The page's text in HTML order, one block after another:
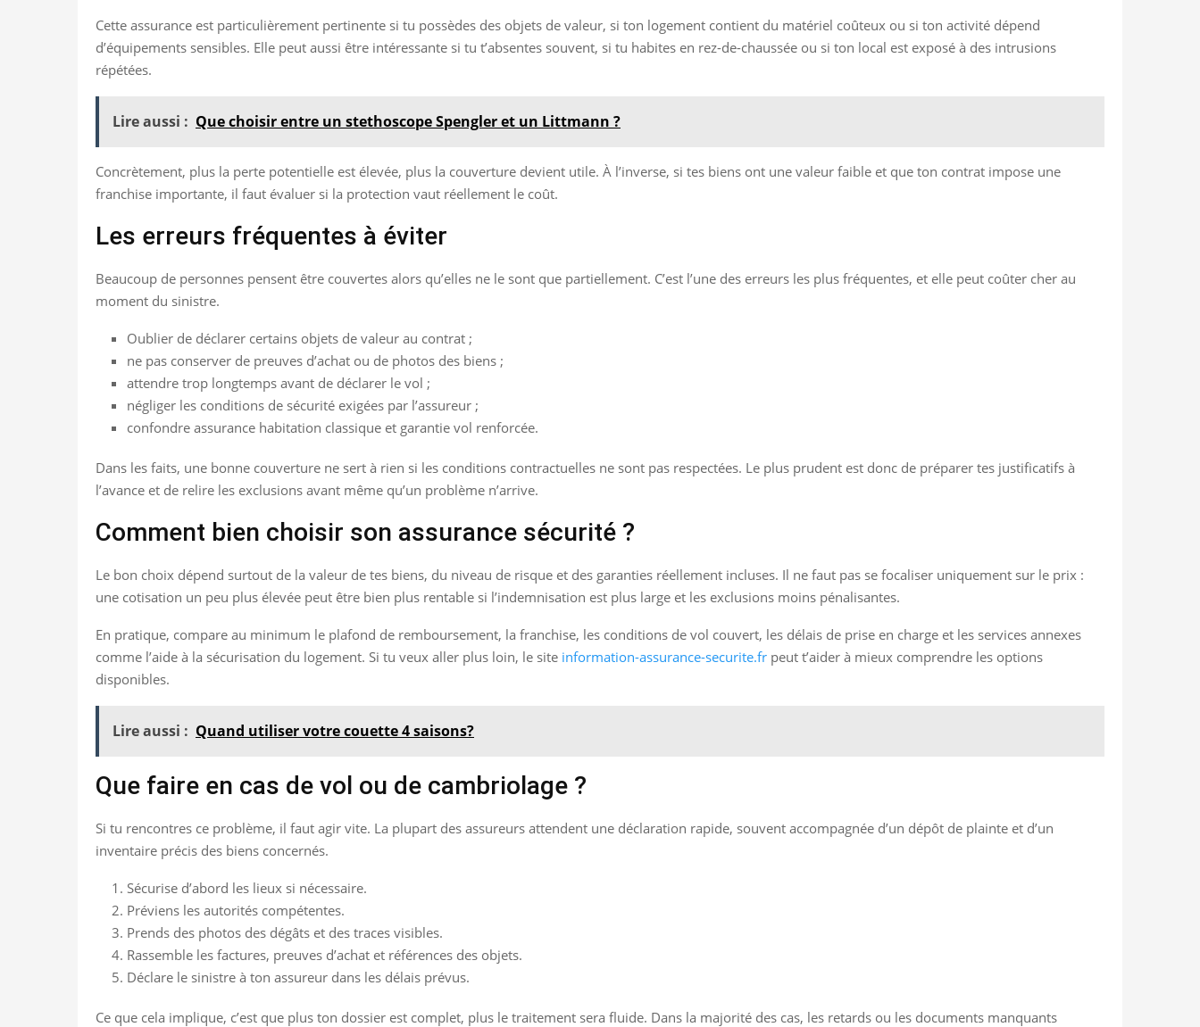
Cette assurance est particulièrement pertinente si tu possèdes des objets de valeur, si ton logement contient du matériel coûteux ou si ton activité dépend
d’équipements sensibles. Elle peut aussi être intéressante si tu t’absentes souvent, si tu habites en rez-de-chaussée ou si ton local est exposé à des intrusions
répétées.
Lire aussi : Que choisir entre un stethoscope Spengler et un Littmann ?
Concrètement, plus la perte potentielle est élevée, plus la couverture devient utile. À l’inverse, si tes biens ont une valeur faible et que ton contrat impose une
franchise importante, il faut évaluer si la protection vaut réellement le coût.
Les erreurs fréquentes à éviter
Beaucoup de personnes pensent être couvertes alors qu’elles ne le sont que partiellement. C’est l’une des erreurs les plus fréquentes, et elle peut coûter cher au
moment du sinistre.
Oublier de déclarer certains objets de valeur au contrat ;
ne pas conserver de preuves d’achat ou de photos des biens ;
attendre trop longtemps avant de déclarer le vol ;
négliger les conditions de sécurité exigées par l’assureur ;
confondre assurance habitation classique et garantie vol renforcée.
Dans les faits, une bonne couverture ne sert à rien si les conditions contractuelles ne sont pas respectées. Le plus prudent est donc de préparer tes justificatifs à
l’avance et de relire les exclusions avant même qu’un problème n’arrive.
Comment bien choisir son assurance sécurité ?
Le bon choix dépend surtout de la valeur de tes biens, du niveau de risque et des garanties réellement incluses. Il ne faut pas se focaliser uniquement sur le prix :
une cotisation un peu plus élevée peut être bien plus rentable si l’indemnisation est plus large et les exclusions moins pénalisantes.
En pratique, compare au minimum le plafond de remboursement, la franchise, les conditions de vol couvert, les délais de prise en charge et les services annexes
comme l’aide à la sécurisation du logement. Si tu veux aller plus loin, le site information-assurance-securite.fr peut t’aider à mieux comprendre les options
disponibles.
Lire aussi : Quand utiliser votre couette 4 saisons?
Que faire en cas de vol ou de cambriolage ?
Si tu rencontres ce problème, il faut agir vite. La plupart des assureurs attendent une déclaration rapide, souvent accompagnée d’un dépôt de plainte et d’un
inventaire précis des biens concernés.
Sécurise d’abord les lieux si nécessaire.
Préviens les autorités compétentes.
Prends des photos des dégâts et des traces visibles.
Rassemble les factures, preuves d’achat et références des objets.
Déclare le sinistre à ton assureur dans les délais prévus.
Ce que cela implique, c’est que plus ton dossier est complet, plus le traitement sera fluide. Dans la majorité des cas, les retards ou les documents manquants